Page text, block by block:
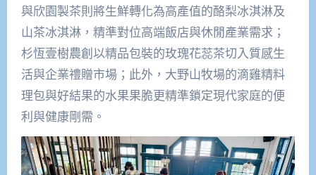
與欣園製茶則將生鮮轉化為高產值的酪梨冰淇淋及
山茶冰淇淋，精準對位高端飯店與休閒產業需求；
杉恆壹樹農創以精品包裝的玫瑰花蕊茶切入質感生
活與企業禮贈市場；此外，大野山牧場的滴雞精料
理包與好結果的水果果脆更精準鎖定現代家庭的便
利與健康剛需。